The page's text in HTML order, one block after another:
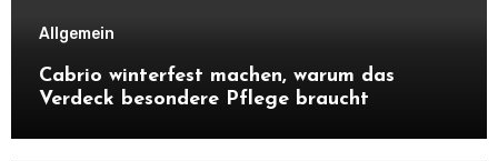
Allgemein
Cabrio winterfest machen, warum das
Verdeck besondere Pflege braucht